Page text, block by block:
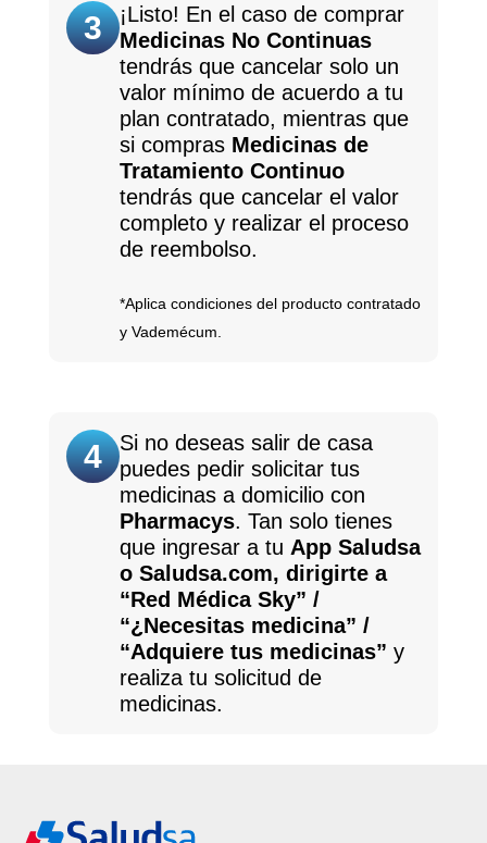
3
¡Listo! En el caso de comprar
Medicinas No Continuas
tendrás que cancelar solo un
valor mínimo de acuerdo a tu
plan contratado, mientras que
si compras Medicinas de
Tratamiento Continuo
tendrás que cancelar el valor
completo y realizar el proceso
de reembolso.
*Aplica condiciones del producto contratado
y Vademécum.
4
Si no deseas salir de casa
puedes pedir solicitar tus
medicinas a domicilio con
Pharmacys. Tan solo tienes
que ingresar a tu App Saludsa
o Saludsa.com, dirigirte a
“Red Médica Sky” /
“¿Necesitas medicina” /
“Adquiere tus medicinas” y
realiza tu solicitud de
medicinas.